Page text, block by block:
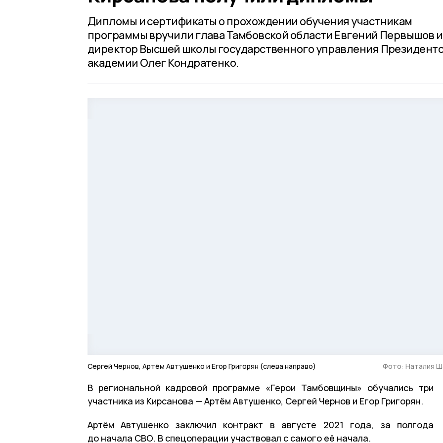
Дипломы и сертификаты о прохождении обучения участникам
программы вручили глава Тамбовской области Евгений Первышов и
директор Высшей школы государственного управления
академии Олег Кондратенко.
Сергей Чернов, Артём Автушенко и Егор Григорян (слева направо) Фото: Наталия
В региональной кадровой программе «Герои Тамбовщины» обучались три
участника из Кирсанова — Артём Автушенко, Сергей Чернов и Егор Григорян.
Артём Автушенко заключил контракт в августе 2021 года, за полгода
до начала СВО. В спецоперации участвовал с самого её начала.